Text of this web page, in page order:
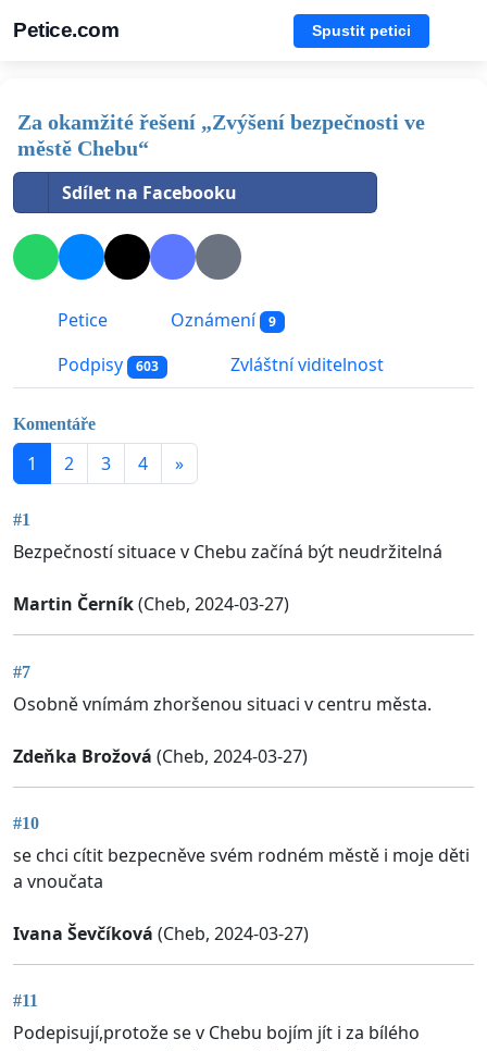
Petice.com Spustit petici
Za okamžité řešení „Zvýšení bezpečnosti ve
městě Chebu“
Sdílet na Facebooku
Petice Oznámení 9
Podpisy 603 Zvláštní viditelnost
Komentáře
1 2 3 4 »
#1
Bezpečností situace v Chebu začíná být neudržitelná
Martin Černík(Cheb, 2024-03-27)
#7
Osobně vnímám zhoršenou situaci v centru města.
Zdeňka Brožová (Cheb, 2024-03-27)
#10
se chci cítit bezpecněve svém rodném městě i moje děti
a vnoučata
Ivana Ševčíková (Cheb, 2024-03-27)
#11
Podepisují,protože se v Chebu bojím jít i za bílého